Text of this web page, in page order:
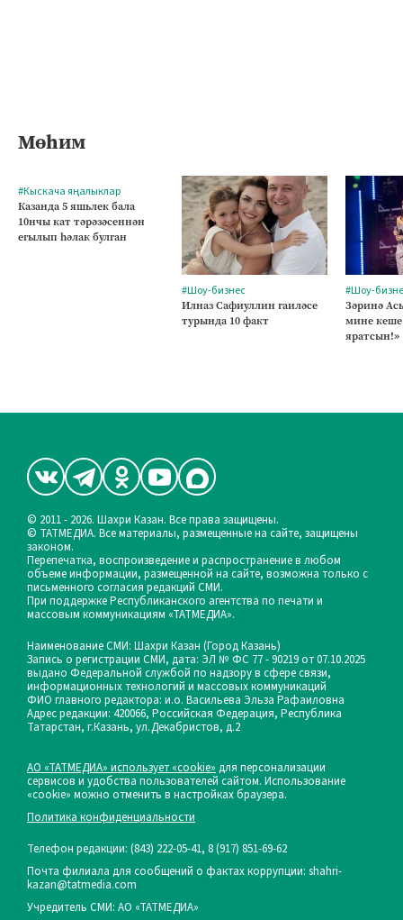
Мөһим
#Кыскача яңалыклар
Казанда 5 яшьлек бала
10нчы кат тәрәзәсеннән
егылып һәлак булган
#Шоу-бизнес
Илназ Сафиуллин гаиләсе
турында 10 факт
#Шоу-
Зәринә
мине
яратсын!»
© 2011 - 2026. Шахри Казан. Все права защищены.
© ТАТМЕДИА. Все материалы, размещенные на сайте, защищены
законом.
Перепечатка, воспроизведение и распространение в любом
объеме информации, размещенной на сайте, возможна только с
письменного согласия редакций СМИ.
При поддержке Республиканского агентства по печати и
массовым коммуникациям «ТАТМЕДИА».
Наименование СМИ: Шахри Казан (Город Казань)
Запись о регистрации СМИ, дата: ЭЛ № ФС 77 - 90219 от 07.10.2025
выдано Федеральной службой по надзору в сфере связи,
информационных технологий и массовых коммуникаций
ФИО главного редактора: и.о. Васильева Эльза Рафаиловна
Адрес редакции: 420066, Российская Федерация, Республика
Татарстан, г.Казань, ул.Декабристов, д.2
АО «ТАТМЕДИА» использует «cookie» для персонализации
сервисов и удобства пользователей сайтом. Использование
«cookie» можно отменить в настройках браузера.
Политика конфиденциальности
Телефон редакции: (843) 222-05-41, 8 (917) 851-69-62
Почта филиала для сообщений о фактах коррупции: shahri-
kazan@tatmedia.com
Учредитель СМИ: АО «ТАТМЕДИА»